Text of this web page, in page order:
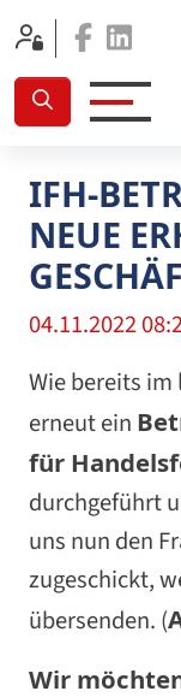
Facebook
IFH-
NEUE
04.11.2022
Wie bereits im
erneut ein
für
durchgeführt
uns nun den
zugeschickt,
übersenden. (
Wir